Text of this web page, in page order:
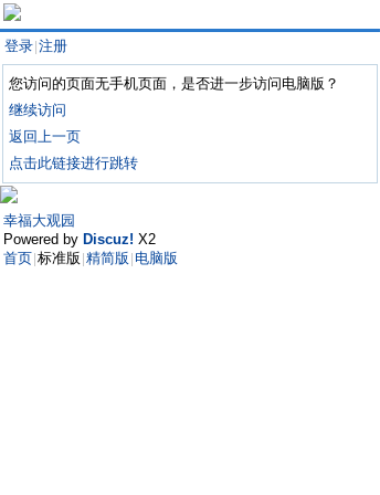
登录 注册
您访问的页面无手机页面，是否进一步访问电脑版？
继续访问
返回上一页
点击此链接进行跳转
幸福大观园
Powered by Discuz! X2
首页 标准版 精简版 电脑版